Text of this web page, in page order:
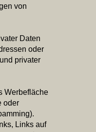
von
Daten
oder
privater
Werbefläche
oder
Links auf